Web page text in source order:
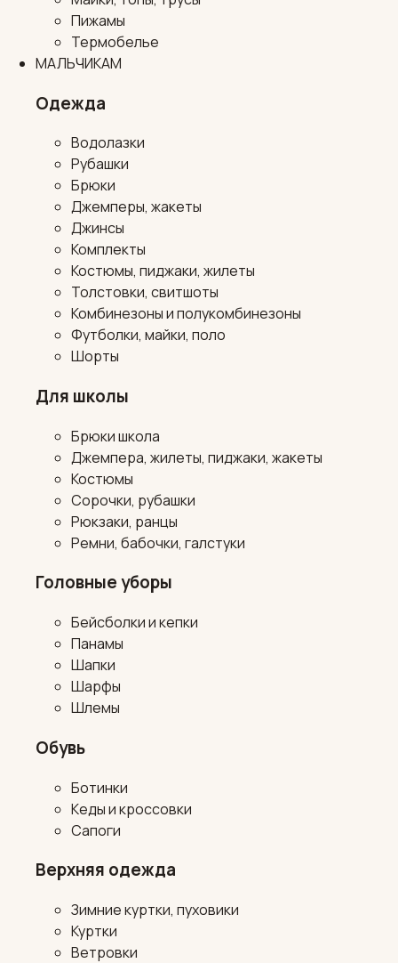
Пижамы
Термобелье
МАЛЬЧИКАМ
Одежда
Водолазки
Рубашки
Брюки
Джемперы, жакеты
Джинсы
Комплекты
Костюмы, пиджаки, жилеты
Толстовки, свитшоты
Комбинезоны и полукомбинезоны
Футболки, майки, поло
Шорты
Для школы
Брюки школа
Джемпера, жилеты, пиджаки, жакеты
Костюмы
Сорочки, рубашки
Рюкзаки, ранцы
Ремни, бабочки, галстуки
Головные уборы
Бейсболки и кепки
Панамы
Шапки
Шарфы
Шлемы
Обувь
Ботинки
Кеды и кроссовки
Сапоги
Верхняя одежда
Зимние куртки, пуховики
Куртки
Ветровки